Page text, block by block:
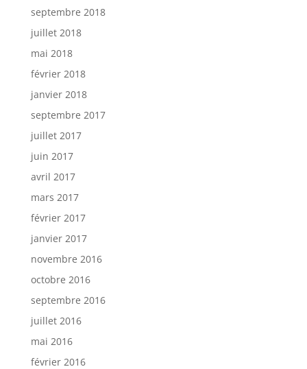
septembre 2018
juillet 2018
mai 2018
février 2018
janvier 2018
septembre 2017
juillet 2017
juin 2017
avril 2017
mars 2017
février 2017
janvier 2017
novembre 2016
octobre 2016
septembre 2016
juillet 2016
mai 2016
février 2016